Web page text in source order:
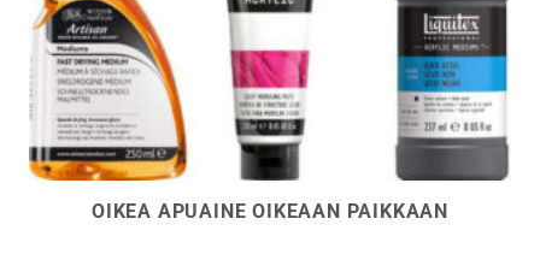
OIKEA APUAINE OIKEAAN PAIKKAAN